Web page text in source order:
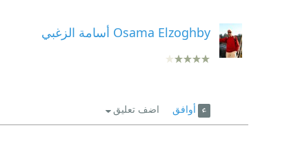
Osama Elzoghby أسامة الزغبي
أوافق اضف تعليق